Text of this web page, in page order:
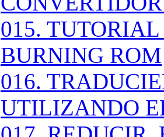
015.
BURNING ROM
016.
UTILIZANDO